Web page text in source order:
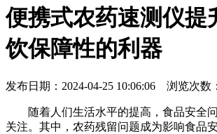
便携式农药速测仪提
饮保障性的利器
发布日期：2024-04-25 10:06:06 浏览次数：
随着人们生活水平的提高，食品安全问
关注。其中，农药残留问题成为影响食品